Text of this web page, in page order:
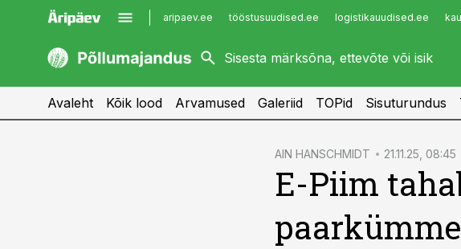
aripaev.ee tööstusuudised.ee logistikauudised.ee
kaubandus.ee
kinnisvarauudised.ee
imelineajalugu.ee
Infopank
Avaleht Kõik lood Arvamused Galeriid TOPid Sisuturundus
AIN HANSCHMIDT 21.11.25, 08:45
E-Piim